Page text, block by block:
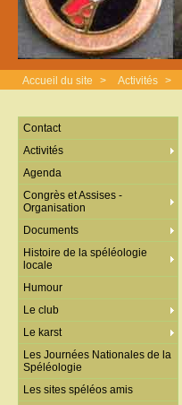
Accueil du site > Activités >
Contact
Activités
Agenda
Congrès et Assises -
Organisation
Documents
Histoire de la spéléologie
locale
Humour
Le club
Le karst
Les Journées Nationales de la
Spéléologie
Les sites spéléos amis